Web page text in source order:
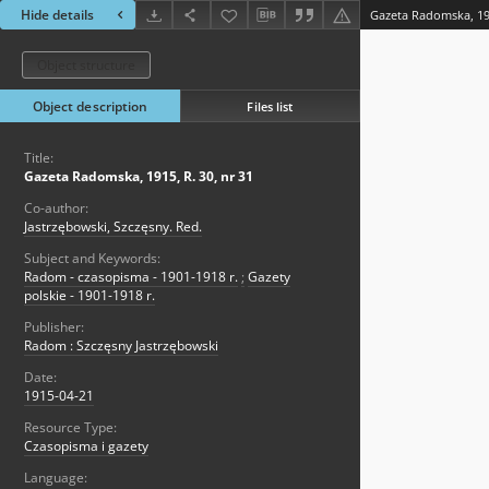
Hide details Gazeta Radomska,
Object description Files list
Title:
Gazeta Radomska, 1915, R. 30, nr 31
Co-author:
Jastrzębowski, Szczęsny. Red.
Subject and Keywords:
Radom - czasopisma - 1901-1918 r. ; Gazety
polskie - 1901-1918 r.
Publisher:
Radom : Szczęsny Jastrzębowski
Date:
1915-04-21
Resource Type:
Czasopisma i gazety
Language: